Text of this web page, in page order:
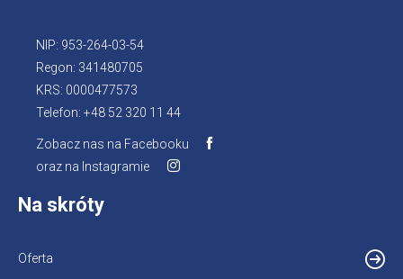
NIP: 953-264-03-54
Regon: 341480705
KRS: 0000477573
Telefon: +48 52 320 11 44
Zobacz nas na Facebooku
oraz na Instagramie
Na skróty
Oferta